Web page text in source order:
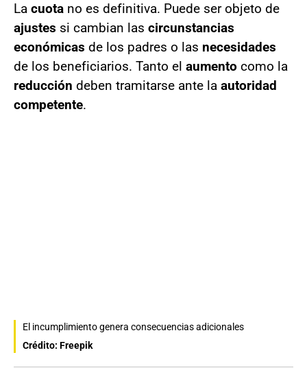
La cuota no es definitiva. Puede ser objeto de
ajustes si cambian las circunstancias
económicas de los padres o las necesidades
de los beneficiarios. Tanto el aumento como la
reducción deben tramitarse ante la autoridad
competente.
El incumplimiento genera consecuencias adicionales
Crédito: Freepik